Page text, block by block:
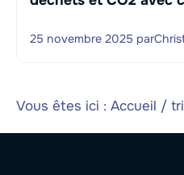
25 novembre 2025 par
Vous êtes ici : Accueil /